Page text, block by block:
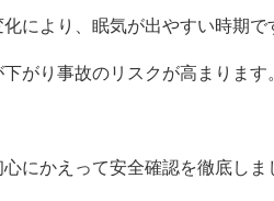
化により、眠気が出やすい時期で
がり事故のリスクが高まります
にかえって安全確認を徹底しま